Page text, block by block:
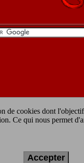
de cookies dont
Ce qui nous permet
Accepter